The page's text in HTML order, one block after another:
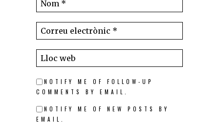
NOTIFY ME OF FOLLOW-UP
COMMENTS BY EMAIL.
NOTIFY ME OF NEW POSTS BY
EMAIL.